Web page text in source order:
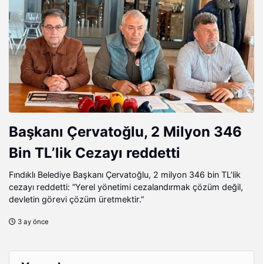
Başkanı Çervatoğlu, 2 Milyon 346
Bin TL’lik Cezayı reddetti
Fındıklı Belediye Başkanı Çervatoğlu, 2 milyon 346 bin TL’lik
cezayı reddetti: “Yerel yönetimi cezalandırmak çözüm değil,
devletin görevi çözüm üretmektir.”
3 ay önce